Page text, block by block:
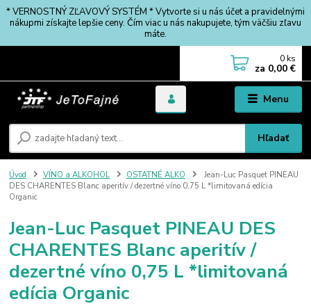
* VERNOSTNÝ ZĽAVOVÝ SYSTÉM * Vytvorte si u nás účet a pravidelnými
nákupmi získajte lepšie ceny. Čím viac u nás nakupujete, tým väčšiu zľavu
máte.
Menu
Hľadať
0 ks
za 0,00 €
Úvod VÍNO a ALKOHOL OSTATNÉ ALKO
Jean-Luc Pasquet PINEAU
DES CHARENTES Blanc aperitív / dezertné víno 0,75 L *limitovaná edícia
Organic
Jean-Luc Pasquet PINEAU DES
CHARENTES Blanc aperitív /
dezertné víno 0,75 L *limitovaná
edícia Organic